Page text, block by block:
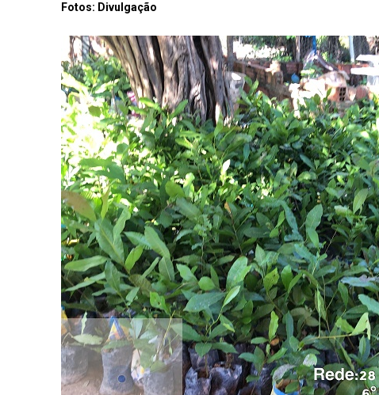
Fotos: Divulgação